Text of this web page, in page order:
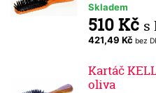
Skladem
510 Kč s
421,49 Kč bez
Kartáč
oliva